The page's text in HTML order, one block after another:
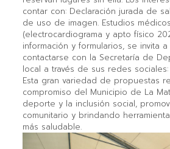
contar con: Declaración jurada de
de uso de imagen. Estudios
(electrocardiograma y apto físico
información y formularios, se invita
contactarse con la Secretaría de
local a través de sus redes
Esta gran variedad de propuestas
compromiso del Municipio de La
deporte y la inclusión social,
comunitario y brindando
más saludable.